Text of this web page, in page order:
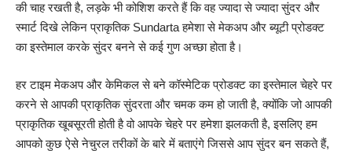
की चाह रखती है, लड़के भी कोशिश करते हैं कि वह ज्यादा से ज्यादा सुंदर और
स्मार्ट दिखे लेकिन प्राकृतिक Sundarta हमेशा से मेकअप और ब्यूटी प्रोडक्ट
का इस्तेमाल करके सुंदर बनने से कई गुण अच्छा होता है।
हर टाइम मेकअप और केमिकल से बने कॉस्मेटिक प्रोडक्ट का इस्तेमाल चेहरे पर
करने से आपकी प्राकृतिक सुंदरता और चमक कम हो जाती है, क्योंकि जो आपकी
प्राकृतिक खूबसूरती होती है वो आपके चेहरे पर हमेशा झलकती है, इसलिए हम
आपको कुछ ऐसे नेचुरल तरीकों के बारे में बताएंगे जिससे आप सुंदर बन सकते हैं,